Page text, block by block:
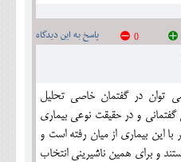
پاسخ به این دیدگاه 0
توان در گفتمان خاصی تحلیل
و در حقیقت نوعی بیماری
این بیماری از میان رفته است و
و برای همین ناشیرینی انتخاب